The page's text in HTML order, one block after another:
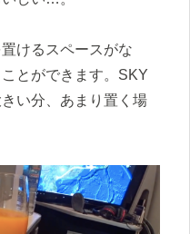
けるスペースがな
とができます。SKY
い分、あまり置く場